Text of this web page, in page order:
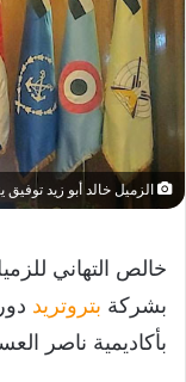
الزميل خالد أبو زيد
خالص التهاني
بشركة بتروتريد
بأكاديمية ناصر